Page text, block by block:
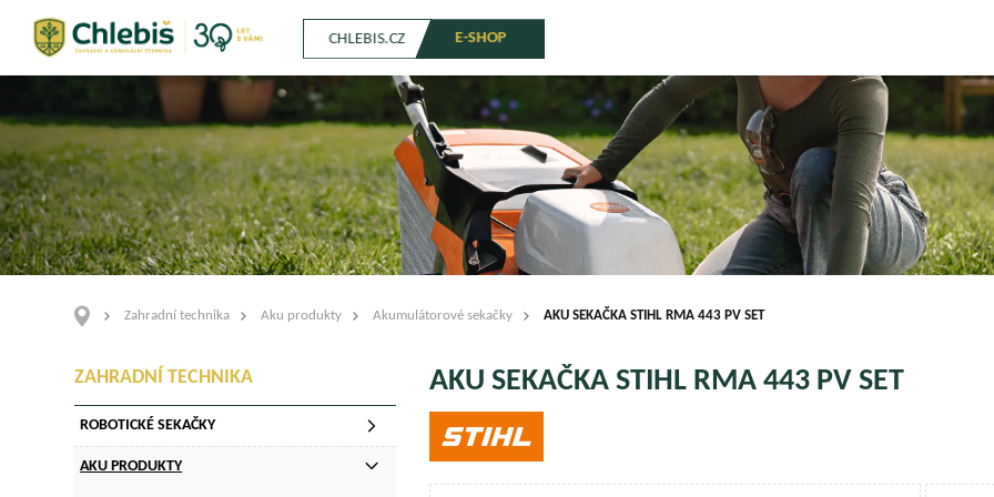
CHLEBIS.CZ E-SHOP
Zahradní technika Aku produkty Akumulátorové sekačky AKU SEKAČKA STIHL RMA 443 PV SET
ZAHRADNÍ TECHNIKA
ROBOTICKÉ SEKAČKY
AKU PRODUKTY
AKU SEKAČKA STIHL RMA 443 PV SET